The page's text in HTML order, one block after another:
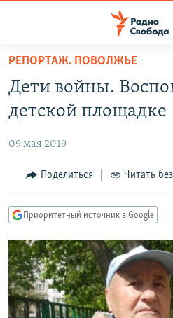
упрощенного
доступа
основному
Вернутся
главной
навигации
Вернутся
поиску
ПОДКАСТЫ
ЦИТАТЫ СВОБОДЫ
МНЕНИЯ
IDEL.РЕАЛИИ
КАВКАЗ.РЕАЛИИ
СЕВЕР.РЕАЛИИ
СИБИРЬ.РЕАЛИИ
РЕПОРТАЖ. ПОВОЛЖЬЕ
Дети войны.
детской площадке
09 мая 2019
Поделиться Читать
Приоритетный источник в Google